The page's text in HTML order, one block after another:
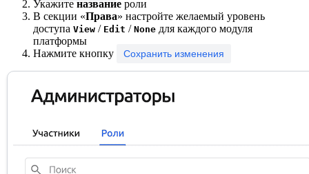
Укажите название роли
В секции «Права» настройте желаемый уровень
доступа View / Edit / None для каждого модуля
платформы
Нажмите кнопку
Сохранить изменения